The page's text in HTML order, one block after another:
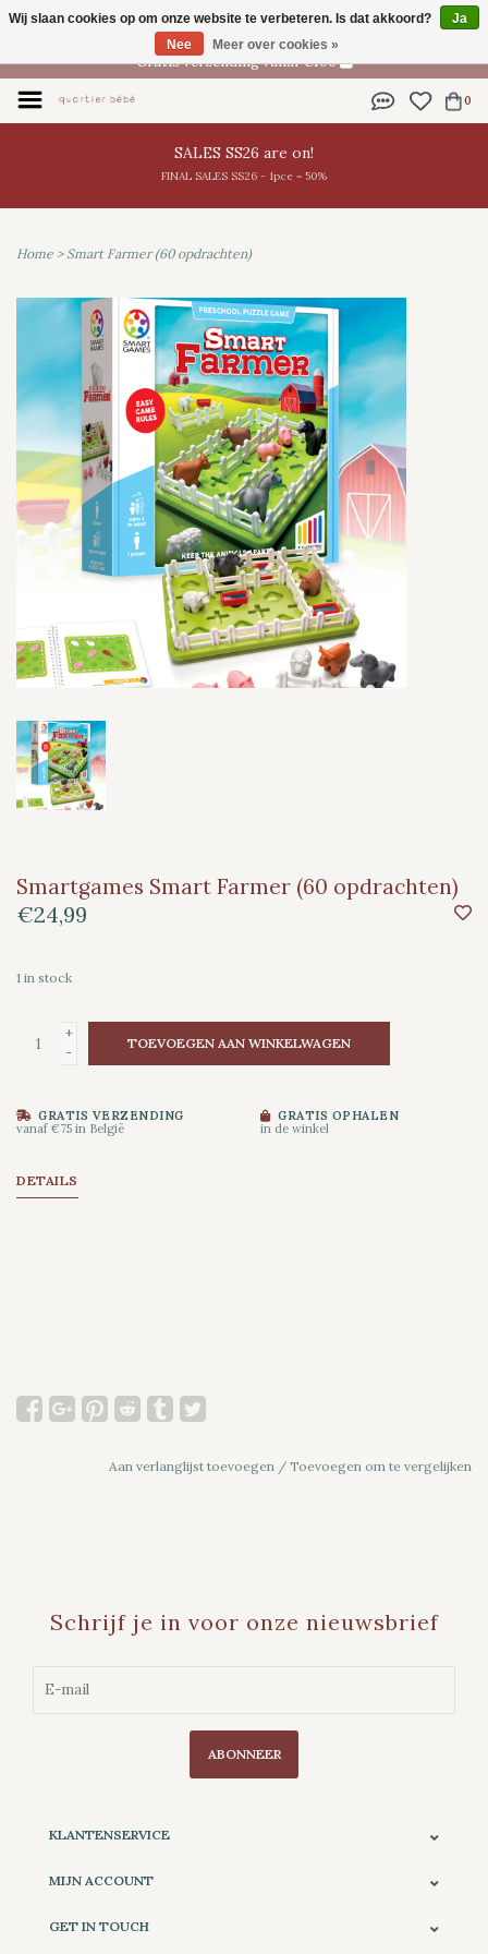
NL
Gratis verzending vanaf €100
0
SALES SS26 are on!
FINAL SALES SS26 - 1pce = 50%
Home > Smart Farmer (60 opdrachten)
Smartgames Smart Farmer (60 opdrachten)
€24,99
1 in stock
+
-
TOEVOEGEN AAN WINKELWAGEN
GRATIS VERZENDING
vanaf €75 in België
GRATIS OPHALEN
in de winkel
DETAILS
Aan verlanglijst toevoegen / Toevoegen om te vergelijken
Schrijf je in voor onze nieuwsbrief
ABONNEER
KLANTENSERVICE
MIJN ACCOUNT
GET IN TOUCH
Wij slaan cookies op om onze website te verbeteren. Is dat akkoord?
Ja
Nee
Meer over cookies »